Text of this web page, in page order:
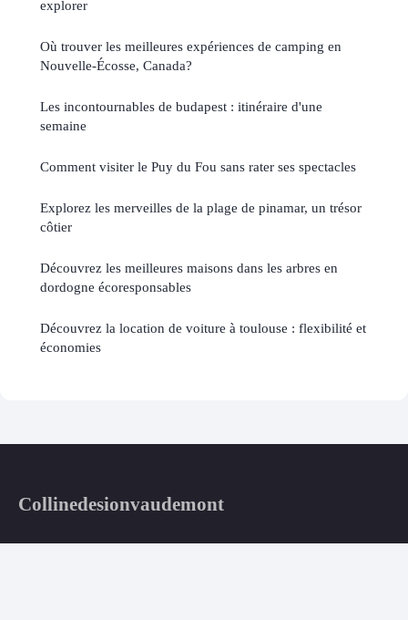
explorer
Où trouver les meilleures expériences de camping en
Nouvelle-Écosse, Canada?
Les incontournables de budapest : itinéraire d'une
semaine
Comment visiter le Puy du Fou sans rater ses spectacles
Explorez les merveilles de la plage de pinamar, un trésor
côtier
Découvrez les meilleures maisons dans les arbres en
dordogne écoresponsables
Découvrez la location de voiture à toulouse : flexibilité et
économies
Collinedesionvaudemont